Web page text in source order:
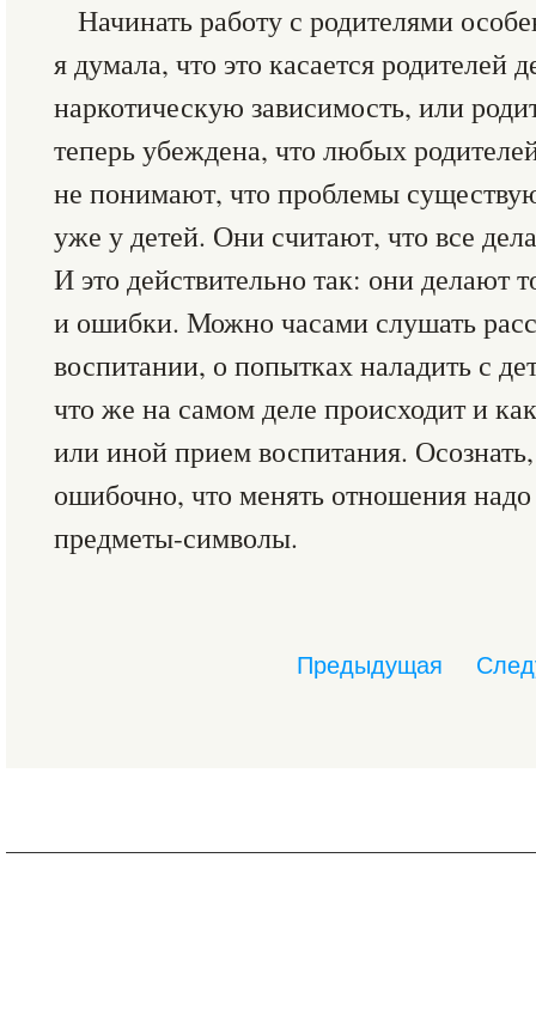
Начинать работу с родителями
я думала, что это касается родителей
наркотическую зависимость, или
теперь убеждена, что любых
не понимают, что проблемы
уже у детей. Они считают, что все
И это действительно так: они делают
и ошибки. Можно часами слушать
воспитании, о попытках наладить с
что же на самом деле происходит и
или иной прием воспитания.
ошибочно, что менять отношения
предметы-символы.
Предыдущая